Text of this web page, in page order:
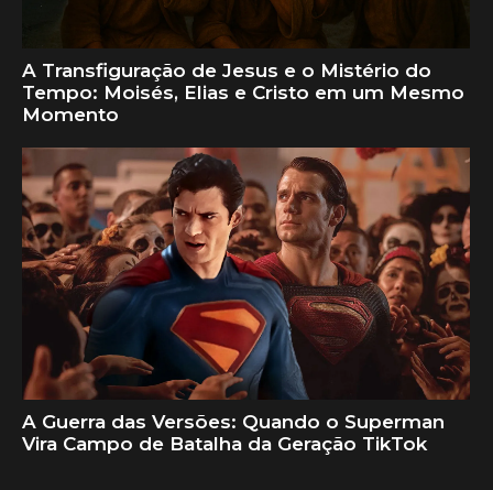
A Transfiguração de Jesus e o Mistério do
Tempo: Moisés, Elias e Cristo em um Mesmo
Momento
A Guerra das Versões: Quando o Superman
Vira Campo de Batalha da Geração TikTok